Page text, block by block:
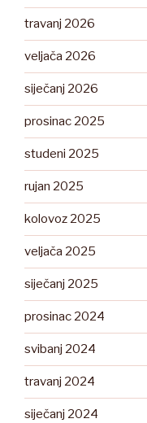
travanj 2026
veljača 2026
siječanj 2026
prosinac 2025
studeni 2025
rujan 2025
kolovoz 2025
veljača 2025
siječanj 2025
prosinac 2024
svibanj 2024
travanj 2024
siječanj 2024